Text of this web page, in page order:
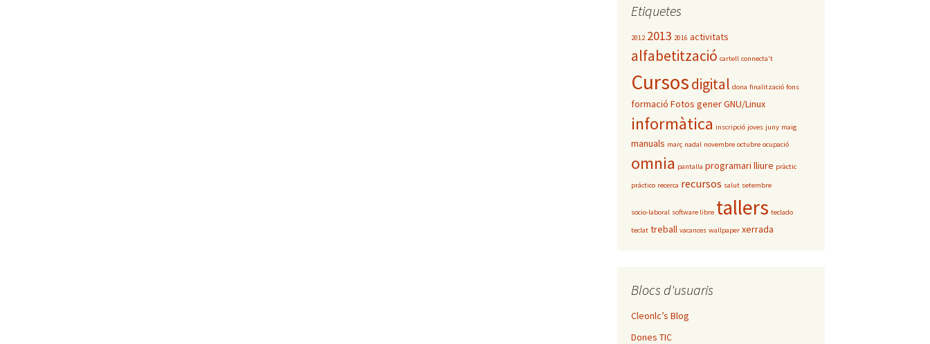
Etiquetes
2012 2013 2016 activitats
alfabetització cartell connecta't
Cursosdigital dona finalització fons
formació Fotos generGNU/Linux
informàtica inscripció joves juny maig
manuals març nadal novembre octubre ocupació
omnia pantalla programari lliure pràctic
práctico recerca recursos salut setembre
socio-laboral software libre tallers teclado
teclat treball vacances wallpaper xerrada
Blocs d'usuaris
Cleonlc’s Blog
Dones TIC